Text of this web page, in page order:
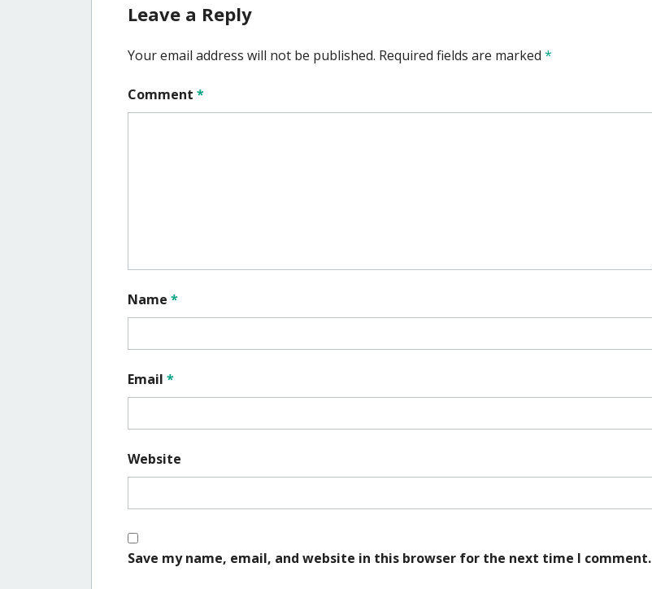
Leave a Reply
Your email address will not be published. Required fields are marked *
Comment *
Name *
Email *
Website
Save my name, email, and website in this browser for the next time I comment.